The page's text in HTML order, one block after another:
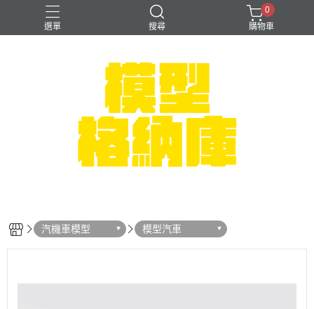
選單 搜尋
可以色色
崩壞：星穹鐵道
0
購物車
汽機車模型 模型汽車